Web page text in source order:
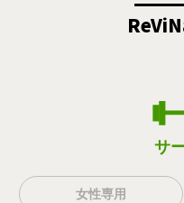
サ
女性専用